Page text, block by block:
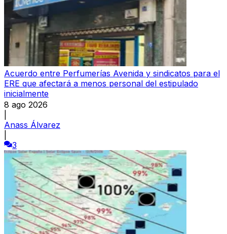
Acuerdo entre Perfumerías Avenida y sindicatos para el
ERE que afectará a menos personal del estipulado
inicialmente
8 ago 2026
Anass Álvarez
3